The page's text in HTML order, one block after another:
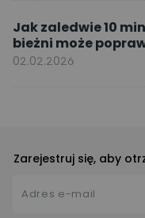
Jak zaledwie 10
bieżni może
02.02.2026
Zarejestruj się, aby